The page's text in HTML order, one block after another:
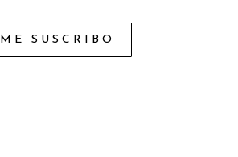
ME SUSCRIBO